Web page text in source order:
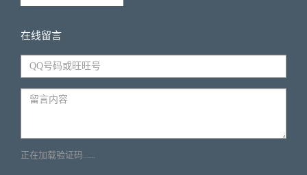
在线留言
正在加载验证码......